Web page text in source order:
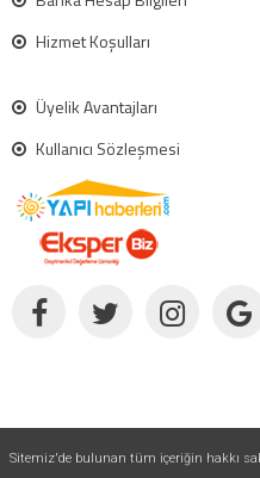
Hizmet Koşulları
Üyelik Avantajları
Kullanıcı Sözleşmesi
Sitemiz'de bulunan tüm içeriğin hakkı